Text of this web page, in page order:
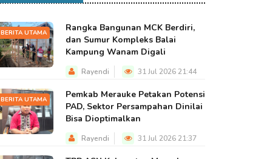
BERITA UTAMA
Rangka Bangunan MCK Berdiri,
dan Sumur Kompleks Balai
Kampung Wanam Digali
Rayendi 31 Jul 2026 21:44
BERITA UTAMA
Pemkab Merauke Petakan Potensi
PAD, Sektor Persampahan Dinilai
Bisa Dioptimalkan
Rayendi 31 Jul 2026 21:37